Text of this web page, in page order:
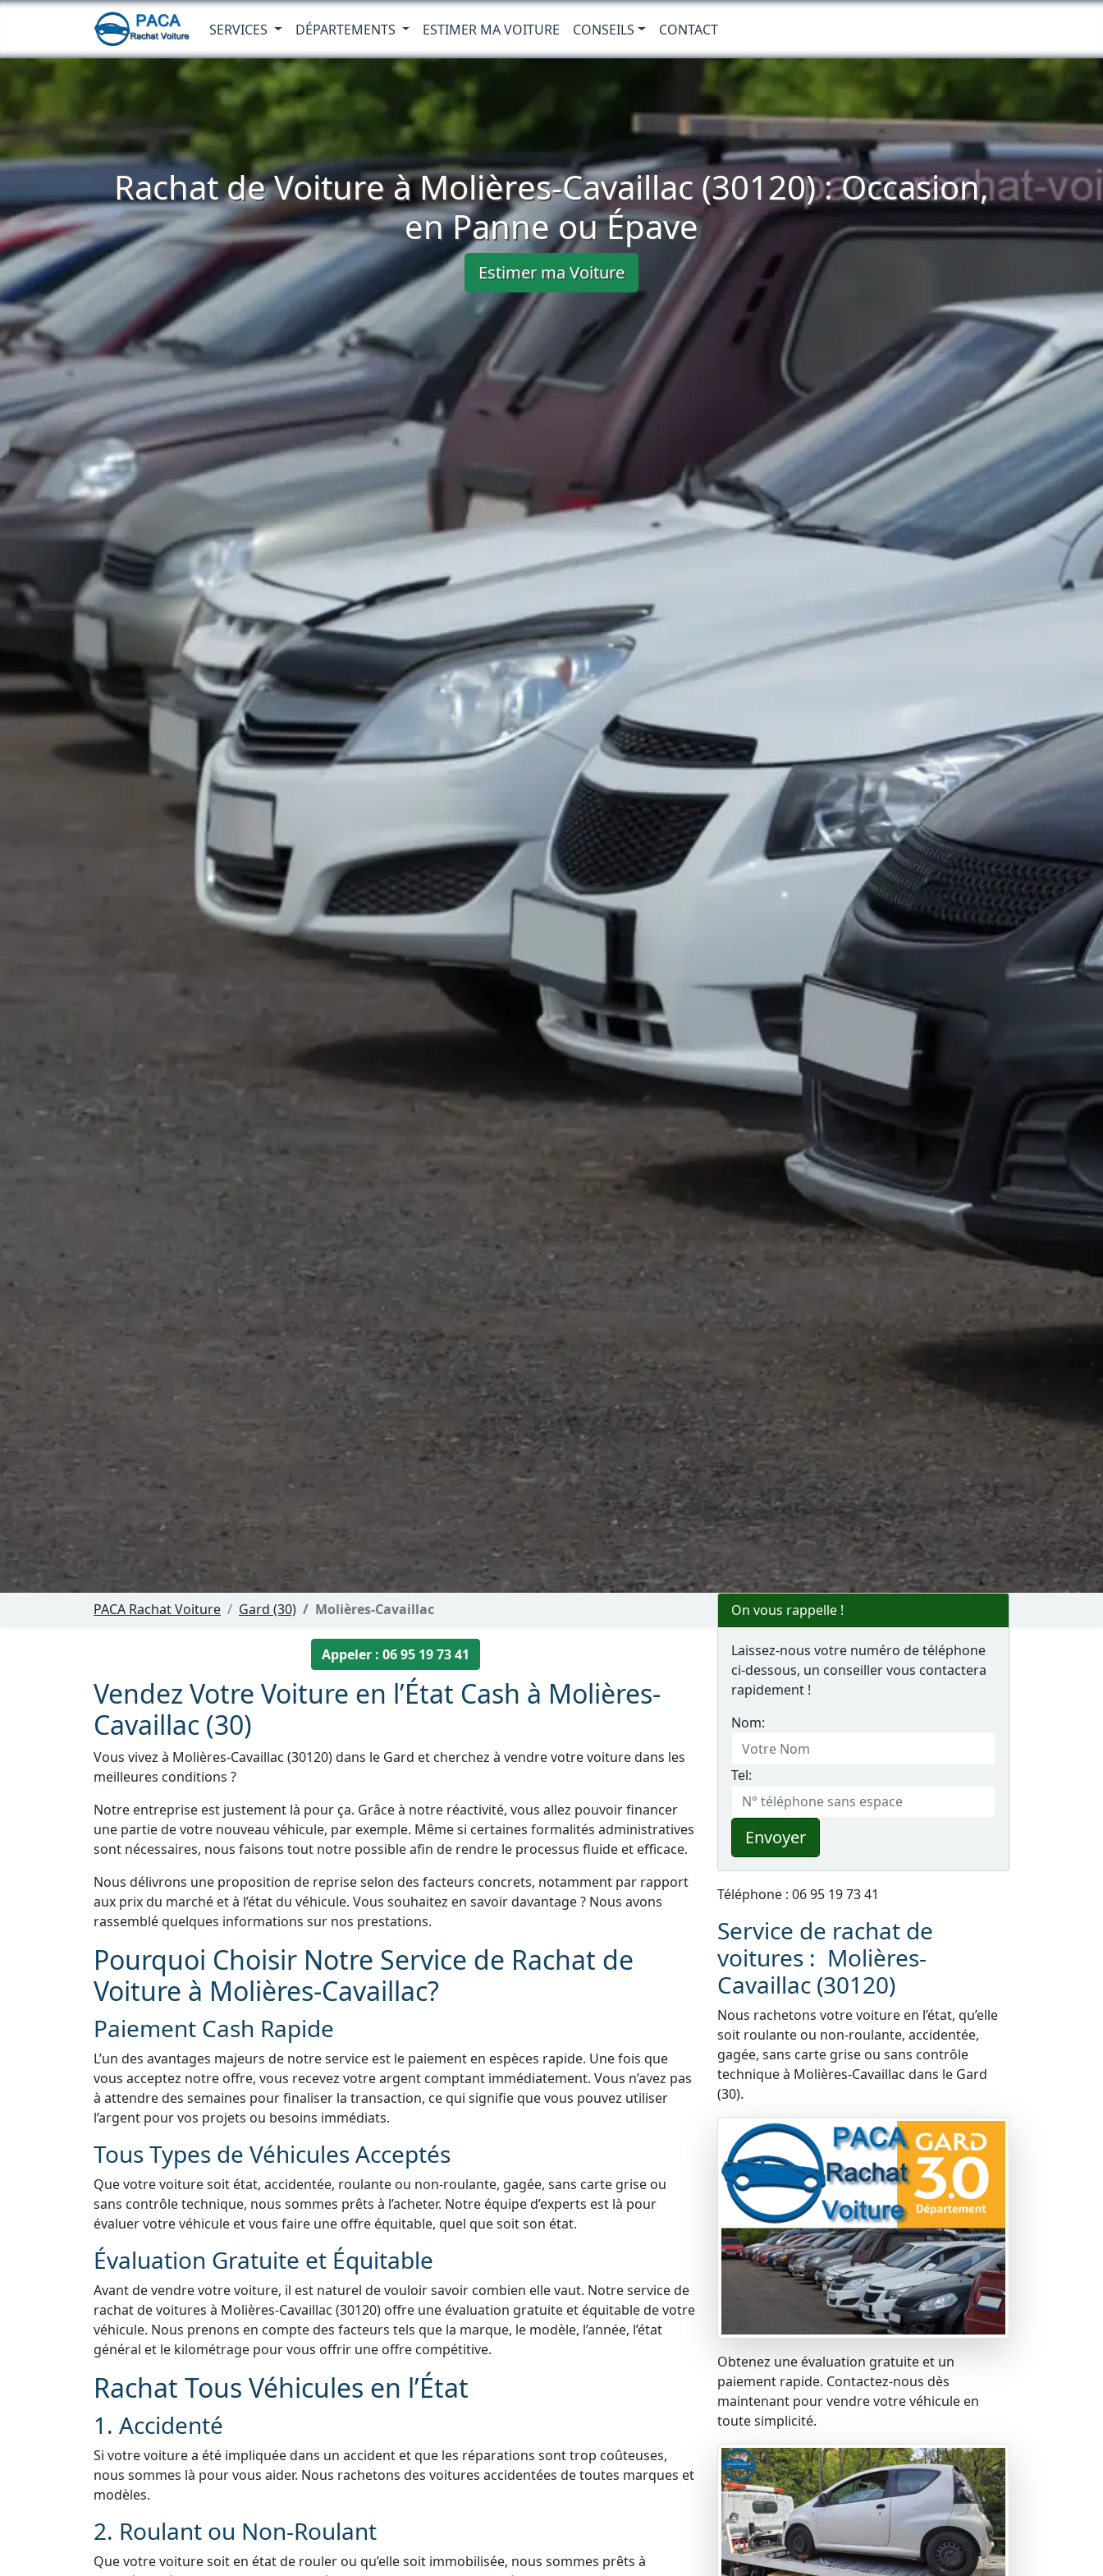
SERVICES DÉPARTEMENTS ESTIMER MA VOITURE CONSEILS CONTACT
Rachat de Voiture à Molières-Cavaillac (30120) : Occasion,
en Panne ou Épave
Estimer ma Voiture
PACA Rachat Voiture Gard (30) Molières-Cavaillac
Appeler : 06 95 19 73 41
Vendez Votre Voiture en l’État Cash à Molières-
Cavaillac (30)
Vous vivez à Molières-Cavaillac (30120) dans le Gard et cherchez à vendre votre voiture dans les
meilleures conditions ?
Notre entreprise est justement là pour ça. Grâce à notre réactivité, vous allez pouvoir financer
une partie de votre nouveau véhicule, par exemple. Même si certaines formalités administratives
sont nécessaires, nous faisons tout notre possible afin de rendre le processus fluide et efficace.
Nous délivrons une proposition de reprise selon des facteurs concrets, notamment par rapport
aux prix du marché et à l’état du véhicule. Vous souhaitez en savoir davantage ? Nous avons
rassemblé quelques informations sur nos prestations.
Pourquoi Choisir Notre Service de Rachat de
Voiture à Molières-Cavaillac?
Paiement Cash Rapide
L’un des avantages majeurs de notre service est le paiement en espèces rapide. Une fois que
vous acceptez notre offre, vous recevez votre argent comptant immédiatement. Vous n’avez pas
à attendre des semaines pour finaliser la transaction, ce qui signifie que vous pouvez utiliser
l’argent pour vos projets ou besoins immédiats.
Tous Types de Véhicules Acceptés
Que votre voiture soit état, accidentée, roulante ou non-roulante, gagée, sans carte grise ou
sans contrôle technique, nous sommes prêts à l’acheter. Notre équipe d’experts est là pour
évaluer votre véhicule et vous faire une offre équitable, quel que soit son état.
Évaluation Gratuite et Équitable
Avant de vendre votre voiture, il est naturel de vouloir savoir combien elle vaut. Notre service de
rachat de voitures à Molières-Cavaillac (30120) offre une évaluation gratuite et équitable de votre
véhicule. Nous prenons en compte des facteurs tels que la marque, le modèle, l’année, l’état
général et le kilométrage pour vous offrir une offre compétitive.
Rachat Tous Véhicules en l’État
1. Accidenté
Si votre voiture a été impliquée dans un accident et que les réparations sont trop coûteuses,
nous sommes là pour vous aider. Nous rachetons des voitures accidentées de toutes marques et
modèles.
2. Roulant ou Non-Roulant
Que votre voiture soit en état de rouler ou qu’elle soit immobilisée, nous sommes prêts à
On vous rappelle !
Laissez-nous votre numéro de téléphone
ci-dessous, un conseiller vous contactera
rapidement !
Nom:
Tel:
Envoyer
Téléphone : 06 95 19 73 41
Service de rachat de
voitures : Molières-
Cavaillac (30120)
Nous rachetons votre voiture en l’état, qu’elle
soit roulante ou non-roulante, accidentée,
gagée, sans carte grise ou sans contrôle
technique à Molières-Cavaillac dans le Gard
(30).
Obtenez une évaluation gratuite et un
paiement rapide. Contactez-nous dès
maintenant pour vendre votre véhicule en
toute simplicité.